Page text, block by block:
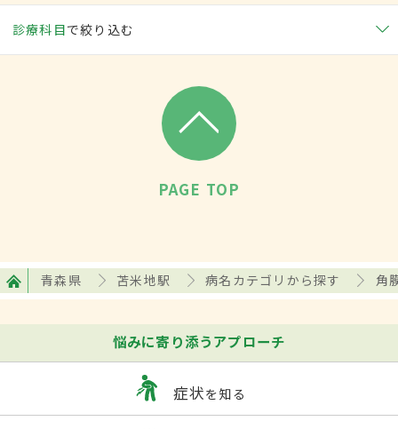
診療科目で絞り込む
PAGE TOP
青森県 苫米地駅 病名カテゴリから探す 角
悩みに寄り添うアプローチ
症状を知る